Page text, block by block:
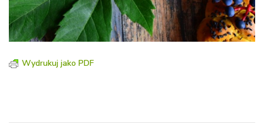
Wydrukuj jako PDF